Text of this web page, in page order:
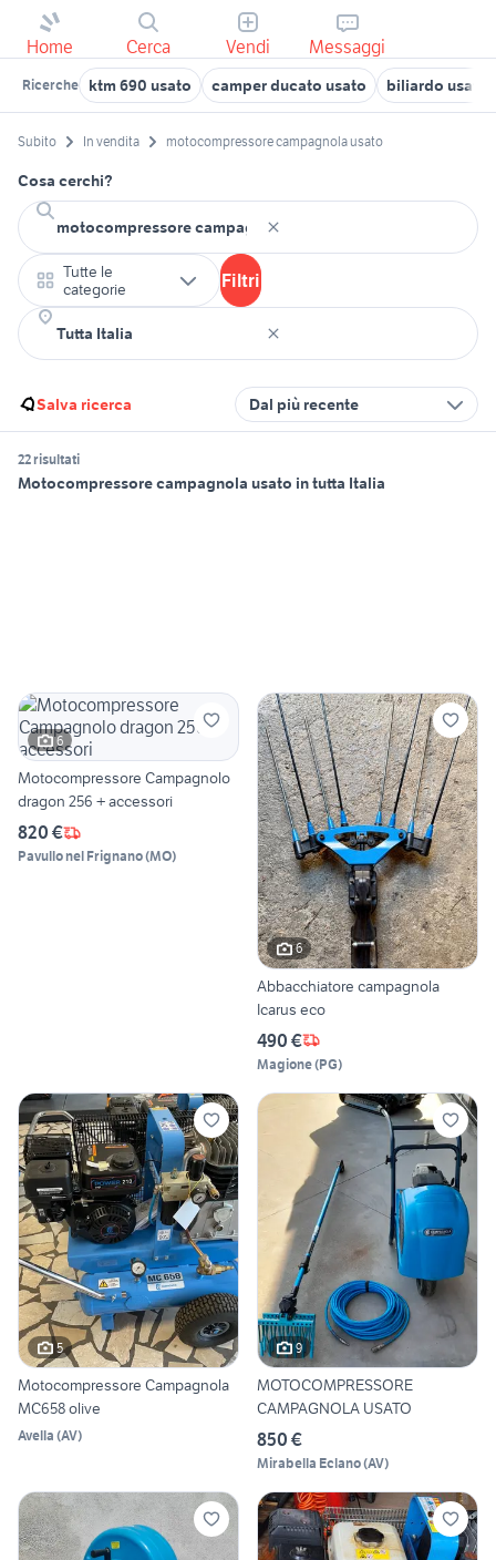
Home Cerca Vendi Messaggi
Ricerche ktm 690 usato camper ducato usato biliardo usato
Subito In vendita motocompressore campagnola usato
Cosa cerchi?
Tutte le
categorie
Filtri
Salva ricerca Dal più recente
22 risultati
Motocompressore campagnola usato in tutta Italia
6
Motocompressore Campagnolo
dragon 256 + accessori
820 €
Pavullo nel Frignano(MO)
6
Abbacchiatore campagnola
Icarus eco
490 €
Magione(PG)
5
Motocompressore Campagnola
MC658 olive
Avella (AV)
9
MOTOCOMPRESSORE
CAMPAGNOLA USATO
850 €
Mirabella Eclano(AV)